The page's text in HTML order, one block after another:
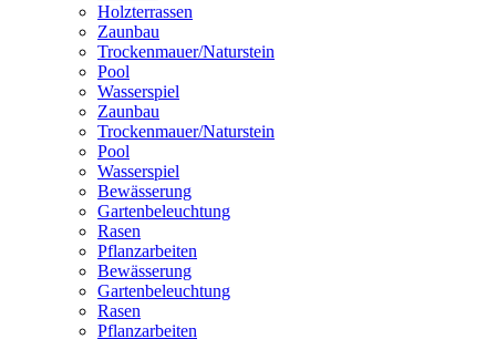
Holzterrassen
Zaunbau
Trockenmauer/Naturstein
Pool
Wasserspiel
Zaunbau
Trockenmauer/Naturstein
Pool
Wasserspiel
Bewässerung
Gartenbeleuchtung
Rasen
Pflanzarbeiten
Bewässerung
Gartenbeleuchtung
Rasen
Pflanzarbeiten